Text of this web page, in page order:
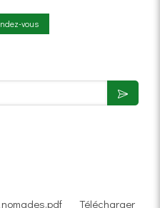
vous
Télécharger